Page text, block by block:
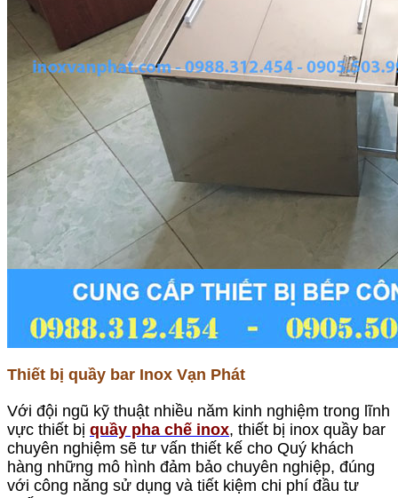
Thiết bị quầy bar Inox Vạn Phát
Với đội ngũ kỹ thuật nhiều năm kinh nghiệm trong lĩnh
vực thiết bị quầy pha chế inox, thiết bị inox quầy bar
chuyên nghiệm sẽ tư vấn thiết kế cho Quý khách
hàng những mô hình đảm bảo chuyên nghiệp, đúng
với công năng sử dụng và tiết kiệm chi phí đầu tư